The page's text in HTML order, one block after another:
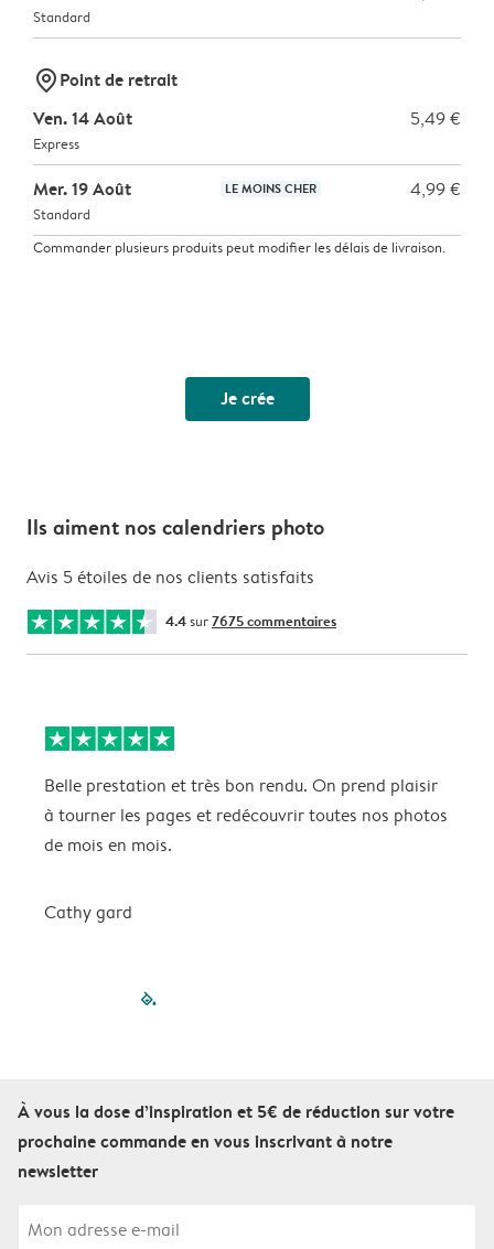
Standard
marker-pinPoint de retrait
Ven. 14 Août
5,49 €
Express
Mer. 19 Août LE MOINS CHER 4,99 €
Standard
Commander plusieurs produits peut modifier les délais de livraison.
Je crée
Ils aiment nos calendriers photo
Avis 5 étoiles de nos clients satisfaits
4.4sur7675 commentaires
Belle prestation et très bon rendu. On prend plaisir
à tourner les pages et redécouvrir toutes nos photos
de mois en mois.
Cathy gard
filled-pagination
À vous la dose d’inspiration et 5€ de réduction sur votre
prochaine commande en vous inscrivant à notre
newsletter